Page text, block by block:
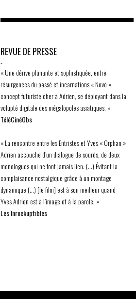
REVUE DE PRESSE
-
« Une dérive planante et sophistiquée, entre
résurgences du passé et incarnations « Novö »,
concept futuriste cher à Adrien, se déployant dans la
volupté digitale des mégalopoles asiatiques. »
TéléCinéObs
« La rencontre entre les Entristes et Yves « Orphan »
Adrien accouche d’un dialogue de sourds, de deux
monologues qui ne font jamais lien. (…) Évitant la
complaisance nostalgique grâce à un montage
dynamique (…) [le film] est à son meilleur quand
Yves Adrien est à l’image et à la parole. »
Les Inrockuptibles